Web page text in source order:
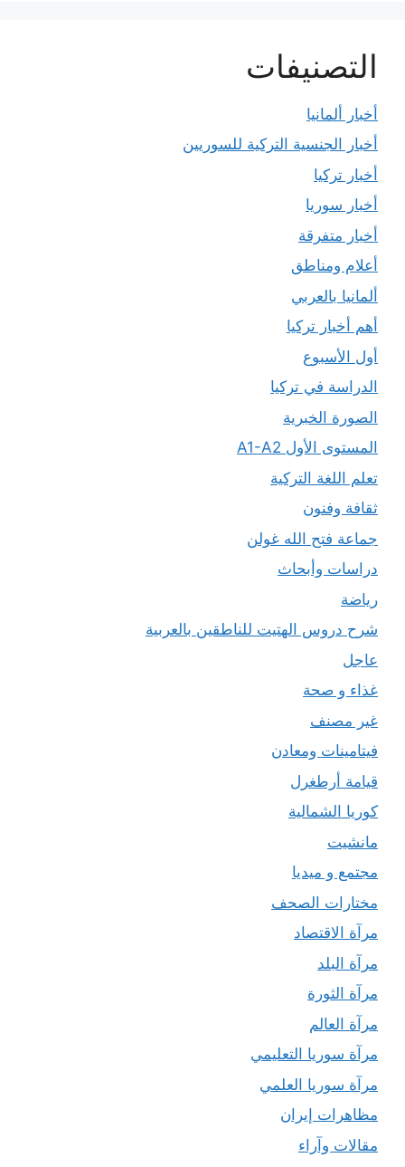
التصنيفات
أخبار ألمانيا
أخبار الجنسية التركية للسوريين
أخبار تركيا
أخبار سوريا
أخبار متفرقة
أعلام ومناطق
ألمانيا بالعربي
أهم أخبار تركيا
أول الأسبوع
الدراسة في تركيا
الصورة الخبرية
المستوى الأول A1-A2
تعلم اللغة التركية
ثقافة وفنون
جماعة فتح الله غولن
دراسات وأبحاث
رياضة
شرح دروس الهتيت للناطقين بالعربية
عاجل
غذاء و صحة
غير مصنف
فيتامينات ومعادن
قيامة أرطغرل
كوريا الشمالية
مانشيت
مجتمع و ميديا
مختارات الصحف
مرآة الاقتصاد
مرآة البلد
مرآة الثورة
مرآة العالم
مرآة سوريا التعليمي
مرآة سوريا العلمي
مظاهرات إيران
مقالات وآراء